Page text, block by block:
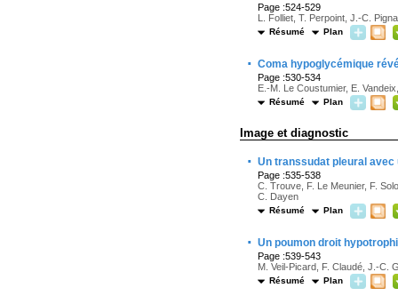
Page :524-529
L. Folliet, T. Perpoint, J.-C.
Résumé Plan
· Coma hypoglycémique
Page :530-534
E.-M. Le Coustumier, E.
Résumé Plan
Image et diagnostic
· Un transsudat pleural avec
Page :535-538
C. Trouve, F. Le Meunier, F.
C. Dayen
Résumé Plan
· Un poumon droit
Page :539-543
M. Veil-Picard, F. Claudé, J.-C.
Résumé Plan